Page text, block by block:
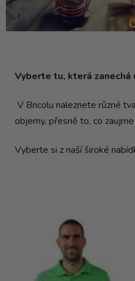
Vyberte tu, která zanechá
V Bricolu naleznete různé
objemy, přesně to, co
Vyberte si z naší široké